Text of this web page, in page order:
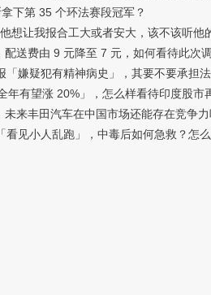
下第 35 个环法赛段冠军？
让我报合工大或者安大，该不该听他
费由 9 元降至 7 元，如何看待此次
嫌疑犯有精神病史」，其要不要承担法
有望涨 20%」，怎么样看待印度股市
丰田汽车在中国市场还能存在竞争力
小人乱跑」，中毒后如何急救？怎么